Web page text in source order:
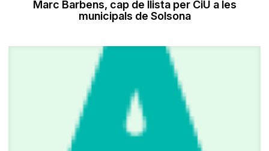
Marc Barbens, cap de llista per CiU a les
municipals de Solsona